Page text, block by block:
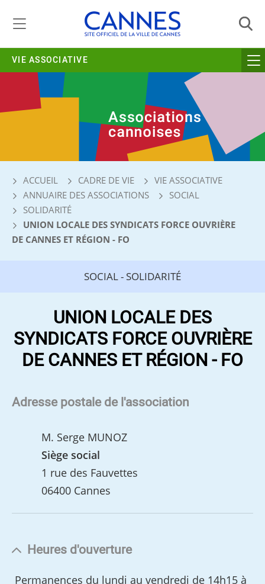
VIE ASSOCIATIVE
ACCUEIL CADRE DE VIE
VIE ASSOCIATIVE
ANNUAIRE DES ASSOCIATIONS
SOCIAL
SOLIDARITÉ
UNION LOCALE DES SYNDICATS FORCE OUVRIÈRE
DE CANNES ET RÉGION - FO
SOCIAL - SOLIDARITÉ
UNION LOCALE DES
SYNDICATS FORCE OUVRIÈRE
DE CANNES ET RÉGION - FO
Adresse postale de l'association
M. Serge MUNOZ
Siège social
1 rue des Fauvettes
06400 Cannes
Heures d'ouverture
Permanences du lundi au vendredi de 14h15 à